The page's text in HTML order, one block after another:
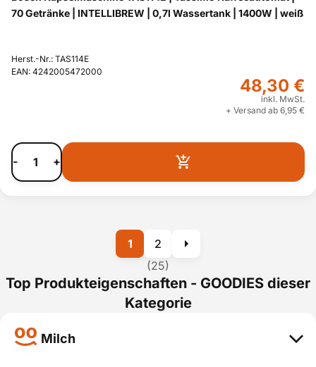
70 Getränke | INTELLIBREW | 0,7l Wassertank | 1400W | weiß
Herst.-Nr.: TAS114E
EAN: 4242005472000
48,30 €
inkl. MwSt.
+ Versand ab 6,95 €
- +
(25)
1 2
Top Produkteigenschaften - GOODIES dieser
Kategorie
Milch